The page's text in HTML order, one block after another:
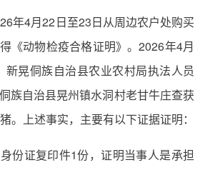
年4月22日至23日从周边农户处购买
《动物检疫合格证明》。2026年4月
晃侗族自治县农业农村局执法人员
族自治县晃州镇水洞村老甘牛庄查获
。上述事实，主要有以下证据证明：
份证复印件1份，证明当事人是承担